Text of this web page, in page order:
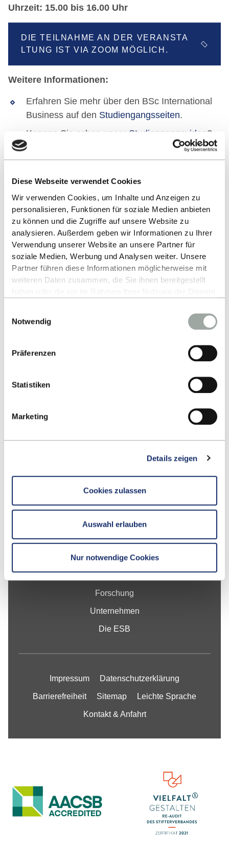
Diese Webseite verwendet Cookies
Wir verwenden Cookies, um Inhalte und Anzeigen zu
personalisieren, Funktionen für soziale Medien anbieten
zu können und die Zugriffe auf unsere Website zu
analysieren. Außerdem geben wir Informationen zu Ihrer
Verwendung unserer Website an unsere Partner für
soziale Medien, Werbung und Analysen weiter. Unsere
Partner führen diese Informationen möglicherweise mit
weiteren Daten zusammen, die Sie ihnen bereitgestellt
Alles zum Thema Cookies und personenbezogene
Datenverarbeitung entnehmen Sie unserer
Notwendig
Präferenzen
Statistiken
Marketing
Details zeigen
Cookies zulassen
Auswahl erlauben
Nur notwendige Cookies
Uhrzeit: 15.00 bis 16.00 Uhr
DIE TEILNAHME AN DER VERANSTA
LTUNG IST VIA ZOOM MÖGLICH.
Weitere Informationen:
Erfahren Sie mehr über den BSc International
Business auf den Studiengangsseiten.
Kennen Sie schon unser Studiengangsvideo ?
ALLE EVENTS
Google Maps
Kontakt
Studium
Forschung
Unternehmen
Die ESB
Impressum Datenschutzerklärung
Barrierefreiheit Sitemap Leichte Sprache
Kontakt & Anfahrt